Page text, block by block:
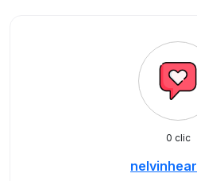
0 clic